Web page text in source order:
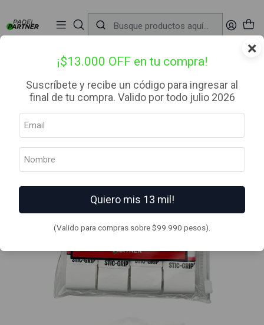
×
¡$13.000 OFF en tu compra!
Suscríbete y recibe un código para ingresar al
final de tu compra. Valido por todo julio 2026
Quiero mis 13 mil!
(Valido para compras sobre $99.990 pesos).
📦 Envío Gratis desde $99.990 — Entrega en RM el mismo día🔥Compra
antes de las 12:00 hrs (día hábil) y recibe hoy mismo.